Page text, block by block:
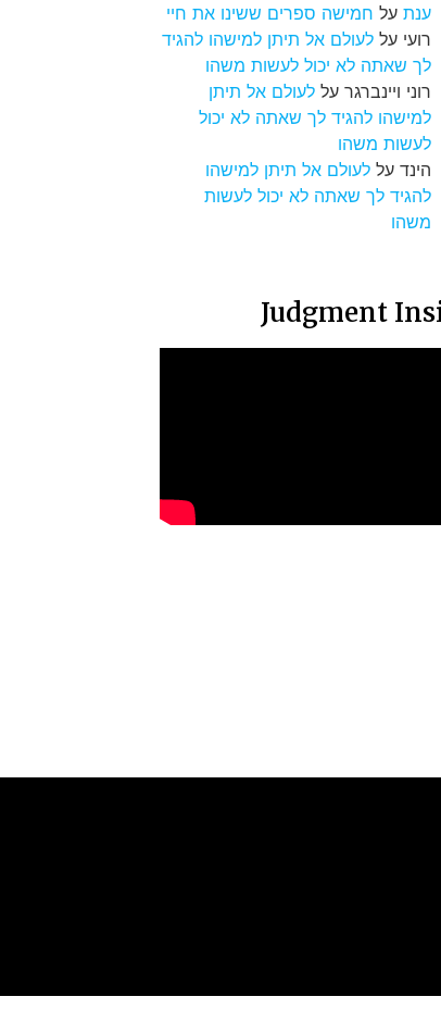
ענתעל חמישה ספרים ששינו את חיי
רועי על לעולם אל תיתן למישהו להגיד
לך שאתה לא יכול לעשות משהו
רוני ויינברגרעל לעולם אל תיתן
למישהו להגיד לך שאתה לא יכול
לעשות משהו
הינדעל לעולם אל תיתן למישהו
להגיד לך שאתה לא יכול לעשות
משהו
Judgment